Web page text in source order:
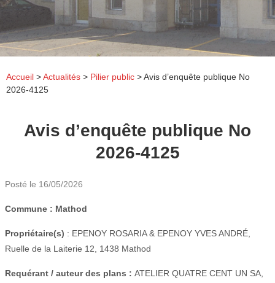
Accueil >Actualités > Pilier public >Avis d’enquête publique No
2026-4125
Avis d’enquête publique No
2026-4125
Posté le 16/05/2026
Commune : Mathod
Propriétaire(s) : EPENOY ROSARIA & EPENOY YVES ANDRÉ,
Ruelle de la Laiterie 12, 1438 Mathod
Requérant / auteur des plans : ATELIER QUATRE CENT UN SA,